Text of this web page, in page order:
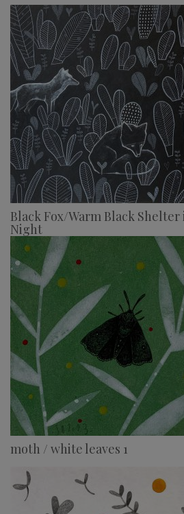
Black Fox/Warm Black Shelter
Night
moth / white leaves 1